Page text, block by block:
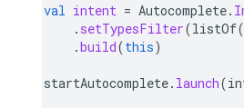
val intent = Autocomplete.
. setTypesFilter(listOf(
.build(this)
startAutocomplete. launch(